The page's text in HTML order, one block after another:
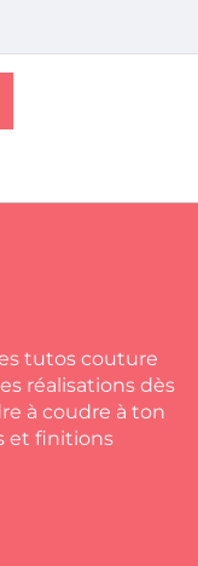
tutos couture
réalisations dès
à coudre à ton
et finitions